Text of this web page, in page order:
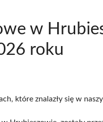
w
roku
które znalazły się w